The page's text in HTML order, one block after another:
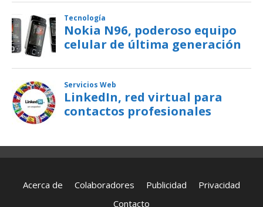
Acerca de Colaboradores Publicidad
Privacidad
Contacto